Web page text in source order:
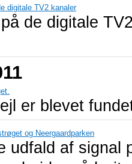
digitale TV2 kanaler
de digitale
er blevet
og Neergaardparken
udfald af signal